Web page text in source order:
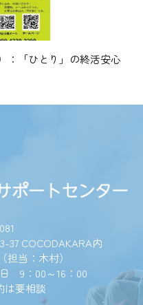
：「ひとり」の終活安心
37 COCODAKARA内
担当：木村）
日 9：00～16：00
要相談